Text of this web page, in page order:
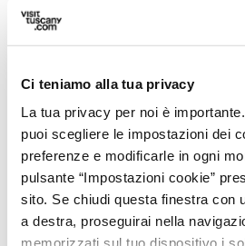
Ci teniamo alla tua privacy
La tua privacy per noi è
puoi scegliere le impostazioni dei
preferenze e modificarle in ogni
pulsante “Impostazioni cookie”
sito. Se chiudi questa finestra con
a destra, proseguirai nella
memorizzati sul tuo dispositivo i
GENERAL INFO
First Sunday and second Monday
Address
SP1, 9, 55054 Valpromaro LU, Italia
Municipality
Camaiore (LU)